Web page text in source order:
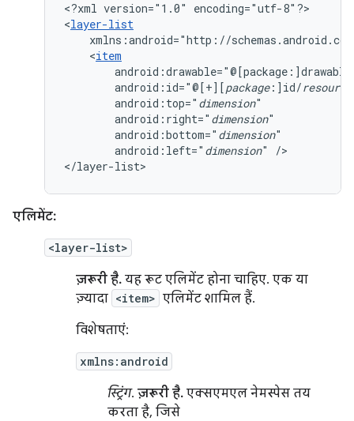
<?xml version="1.0"
encoding="utf-8"?>
<layer-list
xmlns:android="http://
<item
android:id="@[+][package:]id/
android:top=" dimension
android:right=" dimension
android:bottom=" dimension
android:left=" dimension"
/>
</layer-list>
एलिमेंट:
<layer-list>
ज़रूरी है. यह रूट एलिमेंट होना चाहिए. एक या
ज़्यादा <item> एलिमेंट शामिल हैं.
विशेषताएं:
xmlns:android
स्ट्रिंग. ज़रूरी है. एक्सएमएल नेमस्पेस तय
करता है, जिसे